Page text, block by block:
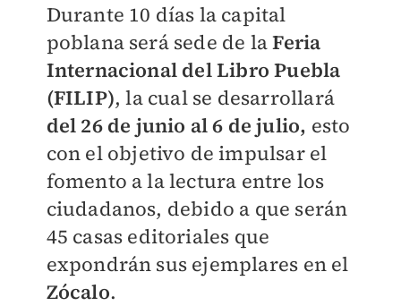
Durante 10 días la capital
poblana será sede de laFeria
Internacional del Libro Puebla
(FILIP), la cual se desarrollará
del 26 de junio al 6 de julio, esto
con el objetivo de impulsar el
fomento a la lectura entre los
ciudadanos, debido a que serán
45 casas editoriales que
expondrán sus ejemplares en el
Zócalo.